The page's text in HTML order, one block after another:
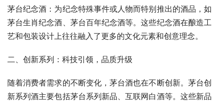
茅台纪念酒：为纪念特殊事件或人物而特别推出的酒品，如
茅台生肖纪念酒、茅台百年纪念酒等。这些纪念酒在酿造工
艺和包装设计上往往融入了更多的文化元素和创意理念。
二、创新系列：科技引领，品质升级
随着消费者需求的不断变化，茅台酒也在不断创新。茅台创
新系列酒主要包括茅台系列新品、互联网白酒等。这些新品